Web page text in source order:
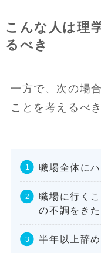
こんな人は理
るべき
一方で、次の場
ことを考えるべ
職場全体に
職場に行く
の不調をき
半年以上辞